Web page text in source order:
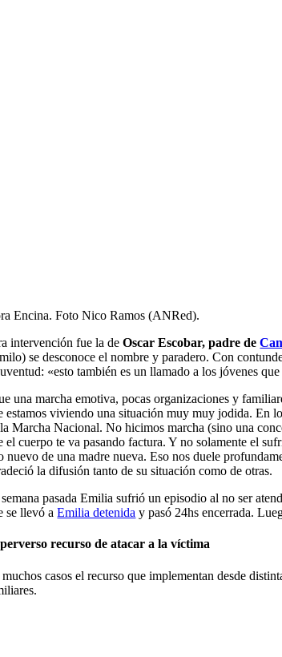
Encina. Foto Nico Ramos (ANRed).
intervención fue la deOscar Escobar, padre de
se desconoce el nombre y paradero. Con
«esto también es un llamado a los jóvenes
una marcha emotiva, pocas organizaciones y
estamos viviendo una situación muy muy jodida. En
Marcha Nacional. No hicimos marcha (sino una
el cuerpo te va pasando factura. Y no solamente el
nuevo de una madre nueva. Eso nos duele
la difusión tanto de su situación como de otras.
pasada Emilia sufrió un episodio al no ser
se llevó aEmilia detenida y pasó 24hs encerrada.
recurso de atacar a la víctima
casos el recurso que implementan desde